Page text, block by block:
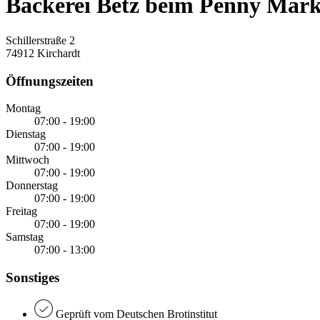
Bäckerei Betz beim Penny
Schillerstraße 2
74912 Kirchardt
Öffnungszeiten
Montag
07:00 - 19:00
Dienstag
07:00 - 19:00
Mittwoch
07:00 - 19:00
Donnerstag
07:00 - 19:00
Freitag
07:00 - 19:00
Samstag
07:00 - 13:00
Sonstiges
Geprüft vom Deutschen Brotinstitut